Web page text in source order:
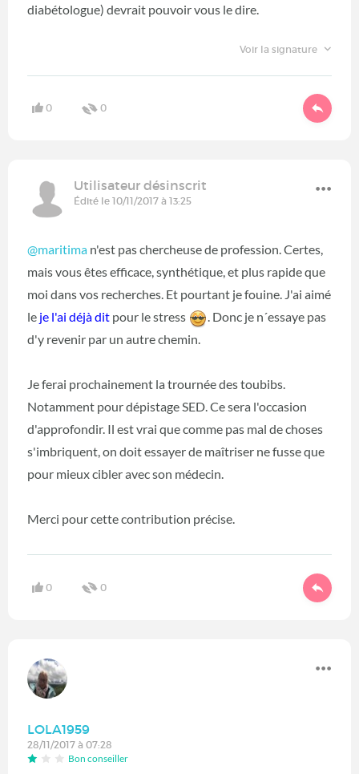
diabétologue) devrait pouvoir vous le dire.
Voir la signature
0 0
Utilisateur désinscrit
Édité le 10/11/2017 à 13:25
@maritima ‍ n'est pas chercheuse de profession. Certes,
mais vous êtes efficace, synthétique, et plus rapide que
moi dans vos recherches. Et pourtant je fouine. J'ai aimé
le je l'ai déjà dit pour le stress
. Donc je n´essaye pas
d'y revenir par un autre chemin.
Je ferai prochainement la trournée des toubibs.
Notamment pour dépistage SED. Ce sera l'occasion
d'approfondir. Il est vrai que comme pas mal de choses
s'imbriquent, on doit essayer de maîtriser ne fusse que
pour mieux cibler avec son médecin.
Merci pour cette contribution précise.
0 0
LOLA1959
28/11/2017 à 07:28
Bon conseiller